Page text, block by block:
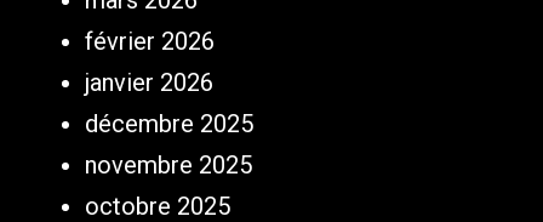
février 2026
janvier 2026
décembre 2025
novembre 2025
octobre 2025